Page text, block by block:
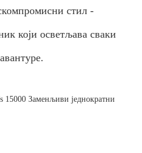
стил -
који осветљава сваки